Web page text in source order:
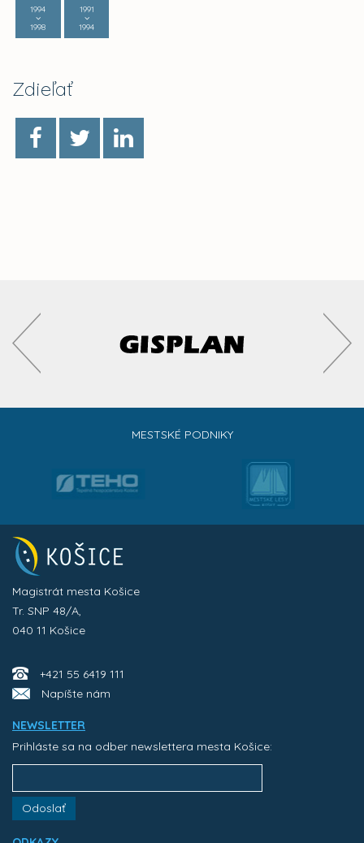
1994
1998
1991
1994
Zdieľať
MESTSKÉ PODNIKY
Magistrát mesta Košice
Tr. SNP 48/A,
040 11 Košice
+421 55 6419 111
Napíšte nám
NEWSLETTER
Prihláste sa na odber newslettera mesta Košice:
Odoslať